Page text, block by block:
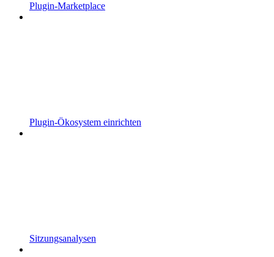
Plugin-Marketplace
Plugin-Ökosystem einrichten
Sitzungsanalysen